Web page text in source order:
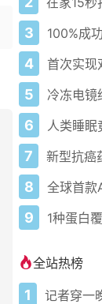
3
4
5
6
7
8
9
全站热榜
1